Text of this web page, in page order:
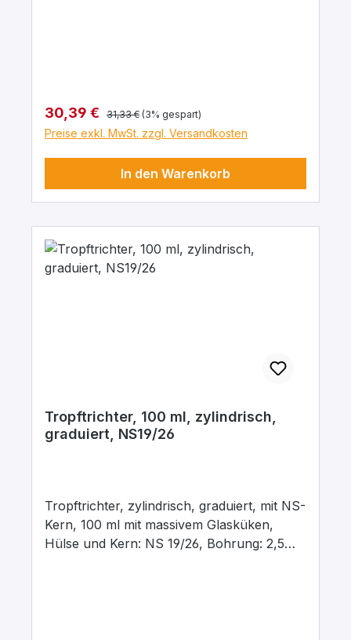
Verkaufspreis:
30,39 € Regulärer Preis:
31,33 € (3% gespart)
Preise exkl. MwSt. zzgl. Versandkosten
In den Warenkorb
Tropftrichter, 100 ml, zylindrisch,
graduiert, NS19/26
Tropftrichter, zylindrisch, graduiert, mit NS-
Kern, 100 ml mit massivem Glasküken,
Hülse und Kern: NS 19/26, Bohrung: 2,5